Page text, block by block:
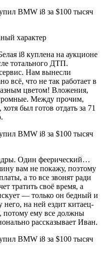
характер
i8 куплена на аукционе
тотального ДТП.
Нам вынесли
всё, что не так работает в
цветом! Вложения,
Между прочим,
был готов отдать за 71
Один феерический…
вам не покажу, поэтому
а то все звонят ради
тратить своё время, а
— только он бедный и
на ней ездит китаец-
потому ему все должны
рассказывает Иван.